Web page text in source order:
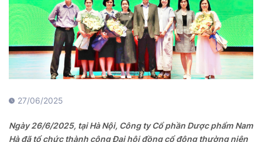
27/06/2025
Ngày 26/6/2025, tại Hà Nội, Công ty Cổ phần Dược phẩm Nam
Hà đã tổ chức thành công Đại hội đồng cổ đông thường niên